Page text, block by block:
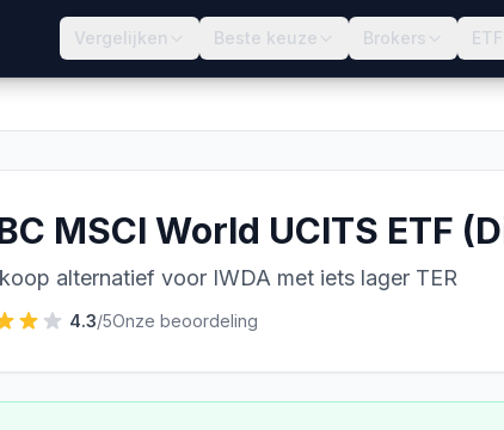
Vergelijken Beste keuze Brokers
MSCI World UCITS ETF
alternatief voor IWDA met iets lager TER
4.3/5Onze beoordeling